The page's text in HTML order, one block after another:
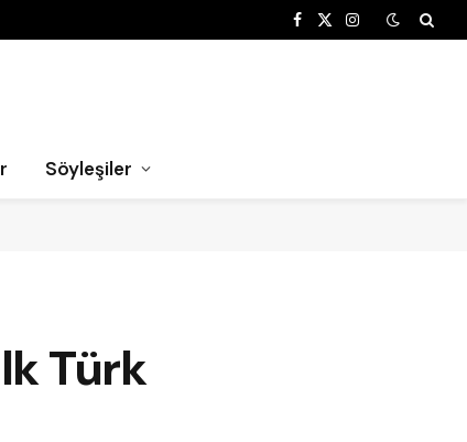
Facebook
X
Instagram
Söyleşiler
Türk